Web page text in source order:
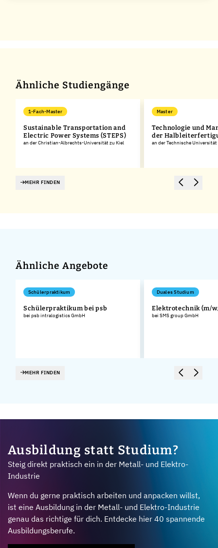
Ähnliche Studiengänge
1-Fach-Master
Sustainable Transportation and
Electric Power Systems (STEPS)
an der Christian-Albrechts-Universität zu Kiel
Master
Technologie und
der
an der Technische
MEHR FINDEN
Ähnliche Angebote
Schülerpraktikum
Schülerpraktikum bei psb
bei psb intralogistics GmbH
Duales Studium
Elektrotechnik (m/
bei SMS group GmbH
MEHR FINDEN
Ausbildung statt Studium?
Steig direkt praktisch ein in der Metall- und Elektro-
Industrie
Wenn du gerne praktisch arbeiten und anpacken willst,
ist eine Ausbildung in der Metall- und Elektro-Industrie
genau das richtige für dich. Entdecke hier 40 spannende
Ausbildungsberufe.